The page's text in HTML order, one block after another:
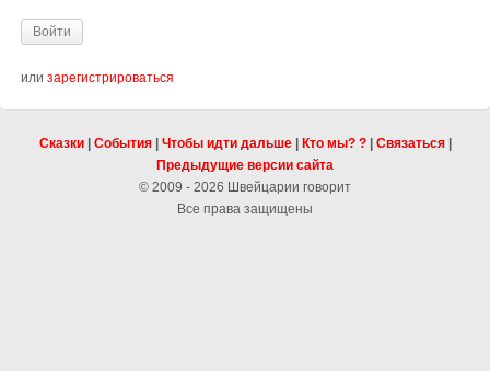
или зарегистрироваться
Сказки| События| Чтобы идти дальше| Кто мы? ?| Связаться|
Предыдущие версии сайта
© 2009 - 2026 Швейцарии говорит
Все права защищены